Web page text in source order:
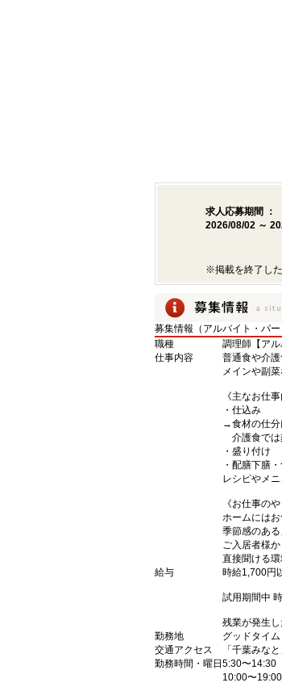
求人応募期間 ：
2026/08/02 ～
※掲載を終了し
募集情報（アルバイト・パー
職種
調理師【アル
仕事内容
普通食や介
メインや副
《主なお仕事
・仕込み
→食材の仕分
介護食では
・盛り付け
・配膳下膳
レシピやメ
《お仕事の
ホームには
季節感のある
ご入居者様
直接聞ける
給与
時給1,700円
試用期間中
残業が発生
勤務地
グッドタイ
交通アクセス
「千葉みな
勤務時間・曜日 5:30〜14:30
10:00〜19:00